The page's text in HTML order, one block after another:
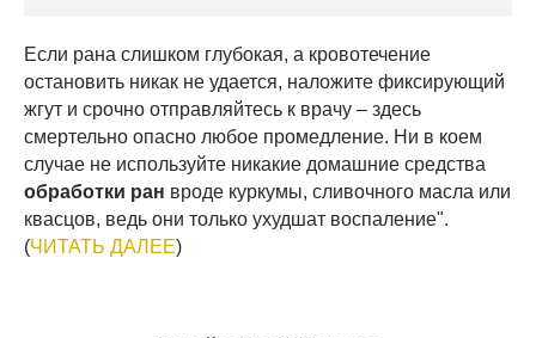
Если рана слишком глубокая, а кровотечение
остановить никак не удается, наложите фиксирующий
жгут и срочно отправляйтесь к врачу – здесь
смертельно опасно любое промедление. Ни в коем
случае не используйте никакие домашние средства
обработки ран вроде куркумы, сливочного масла или
квасцов, ведь они только ухудшат воспаление".
(ЧИТАТЬ ДАЛЕЕ)